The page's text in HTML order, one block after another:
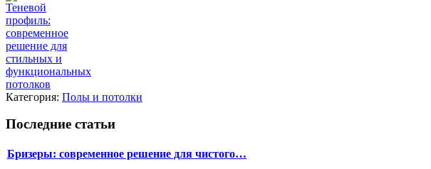
Теневой
профиль:
современное
решение для
стильных и
функциональных
потолков
Категория: Полы и потолки
Последние статьи
Бризеры: современное решение для чистого…